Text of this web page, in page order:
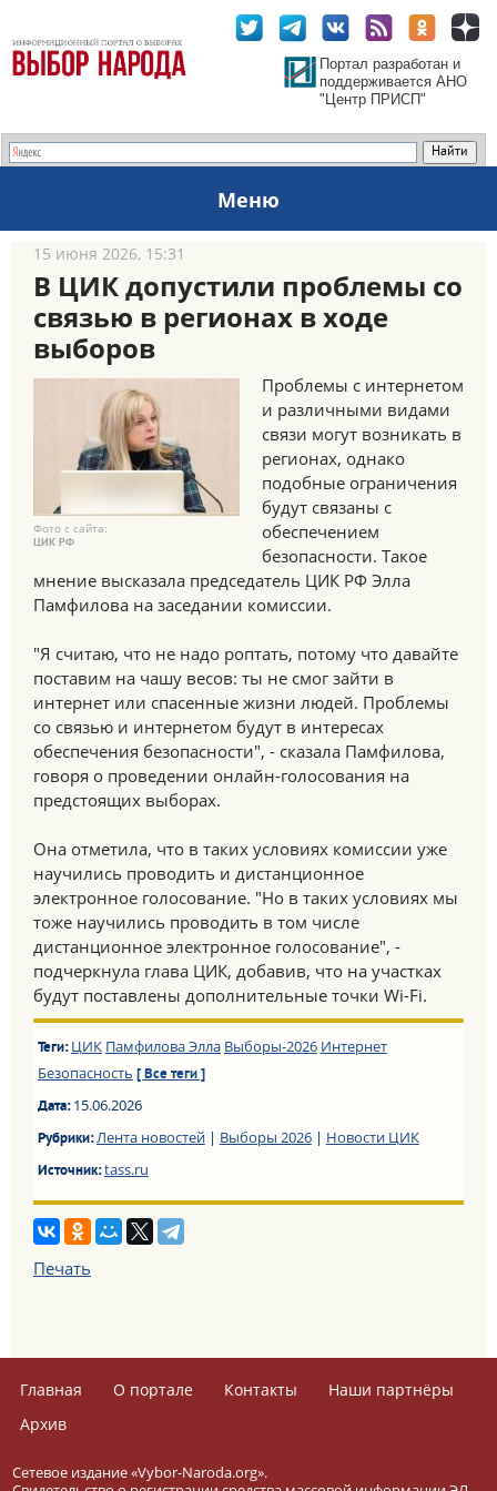
Портал разработан и
поддерживается АНО
"Центр ПРИСП"
Меню
15 июня 2026, 15:31
В ЦИК допустили проблемы со
связью в регионах в ходе
выборов
Фото с сайта:
ЦИК РФ
Проблемы с интернетом
и различными видами
связи могут возникать в
регионах, однако
подобные ограничения
будут связаны с
обеспечением
безопасности. Такое
мнение высказала председатель ЦИК РФ Элла
Памфилова на заседании комиссии.
"Я считаю, что не надо роптать, потому что давайте
поставим на чашу весов: ты не смог зайти в
интернет или спасенные жизни людей. Проблемы
со связью и интернетом будут в интересах
обеспечения безопасности", - сказала Памфилова,
говоря о проведении онлайн-голосования на
предстоящих выборах.
Она отметила, что в таких условиях комиссии уже
научились проводить и дистанционное
электронное голосование. "Но в таких условиях мы
тоже научились проводить в том числе
дистанционное электронное голосование", -
подчеркнула глава ЦИК, добавив, что на участках
будут поставлены дополнительные точки Wi-Fi.
Теги: ЦИК Памфилова Элла Выборы-2026 Интернет
Безопасность [ Все теги ]
Дата:15.06.2026
Рубрики:Лента новостей| Выборы 2026| Новости ЦИК
Источник:tass.ru
Печать
Главная О портале Контакты
Наши партнёры
Архив
Сетевое издание «Vybor-Naroda.org».